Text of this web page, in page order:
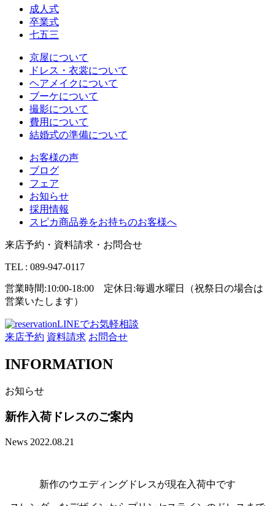
成人式
卒業式
七五三
京屋について
ドレス・衣裳について
ヘアメイクについて
ブーケについて
撮影について
費用について
結婚式の準備について
お客様の声
ブログ
フェア
お知らせ
採用情報
スピカ商品券をお持ちのお客様へ
来店予約・資料請求・お問合せ
TEL : 089-947-0117
営業時間:10:00-18:00 定休日:毎週水曜日（祝祭日の場合は
営業いたします）
LINEでお気軽相談
来店予約 資料請求 お問合せ
INFORMATION
お知らせ
新作入荷ドレスのご案内
News 2022.08.21
新作のウエディングドレスが現在入荷中です